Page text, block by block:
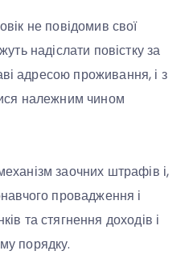
не повідомив свої
надіслати повістку за
адресою проживання, і з
належним чином
заочних штрафів і,
провадження і
та стягнення доходів і
порядку.